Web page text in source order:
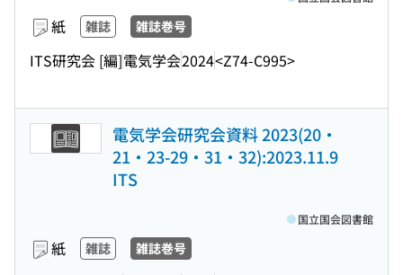
紙 雑誌 雑誌巻号
ITS研究会 [編]電気学会2024<Z74-C995>
電気学会研究会資料 2023(20・
21・23-29・31・32):2023.11.9
ITS
紙 雑誌 雑誌巻号
国立国会図書館